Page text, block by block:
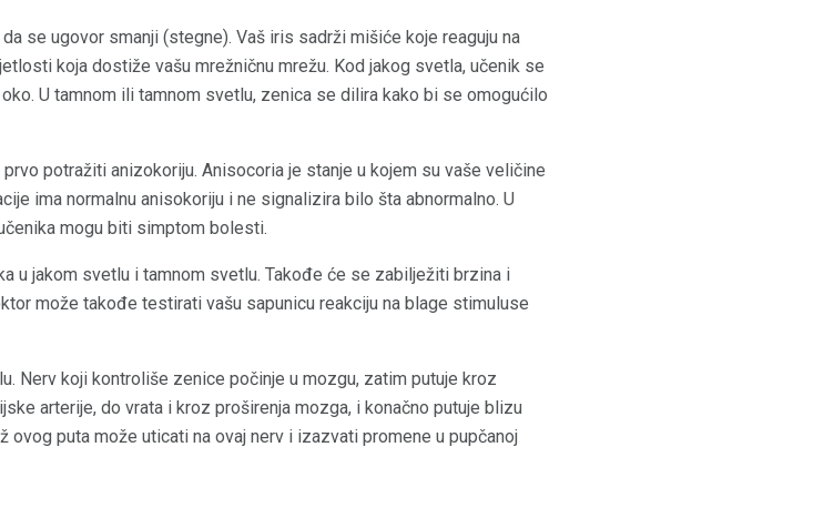
se ugovor smanji (stegne). Vaš iris sadrži mišiće koje reaguju na
koja dostiže vašu mrežničnu mrežu. Kod jakog svetla, učenik se
U tamnom ili tamnom svetlu, zenica se dilira kako bi se omogućilo
potražiti anizokoriju. Anisocoria je stanje u kojem su vaše veličine
ima normalnu anisokoriju i ne signalizira bilo šta abnormalno. U
mogu biti simptom bolesti.
u jakom svetlu i tamnom svetlu. Takođe će se zabilježiti brzina i
može takođe testirati vašu sapunicu reakciju na blage stimuluse
Nerv koji kontroliše zenice počinje u mozgu, zatim putuje kroz
arterije, do vrata i kroz proširenja mozga, i konačno putuje blizu
puta može uticati na ovaj nerv i izazvati promene u pupčanoj